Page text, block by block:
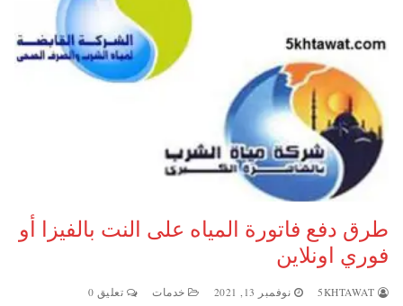
طرق دفع فاتورة المياه على النت بالفيزا أو
فوري اونلاين
نوفمبر 13, 2021 خدمات تعليق 0